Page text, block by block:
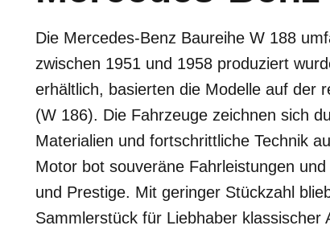
Die Mercedes-Benz Baureihe W 188
zwischen 1951 und 1958 produziert
erhältlich, basierten die Modelle auf der
(W 186). Die Fahrzeuge zeichnen sich
Materialien und fortschrittliche Technik
Motor bot souveräne Fahrleistungen
und Prestige. Mit geringer Stückzahl
Sammlerstück für Liebhaber klassischer